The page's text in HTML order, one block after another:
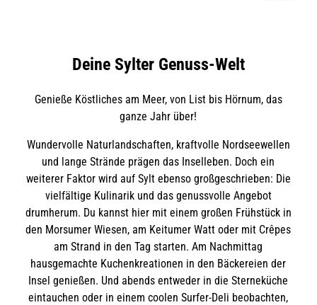
Deine Sylter Genuss-Welt
Genieße Köstliches am Meer, von List bis Hörnum, das
ganze Jahr über!
Wundervolle Naturlandschaften, kraftvolle Nordseewellen
und lange Strände prägen das Inselleben. Doch ein
weiterer Faktor wird auf Sylt ebenso großgeschrieben: Die
vielfältige Kulinarik und das genussvolle Angebot
drumherum. Du kannst hier mit einem großen Frühstück in
den Morsumer Wiesen, am Keitumer Watt oder mit Crêpes
am Strand in den Tag starten. Am Nachmittag
hausgemachte Kuchenkreationen in den Bäckereien der
Insel genießen. Und abends entweder in die Sterneküche
eintauchen oder in einem coolen Surfer-Deli beobachten,